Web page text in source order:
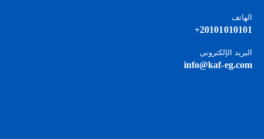
الهاتف
20101010101+
البريد الإلكتروني
info@kaf-eg.com